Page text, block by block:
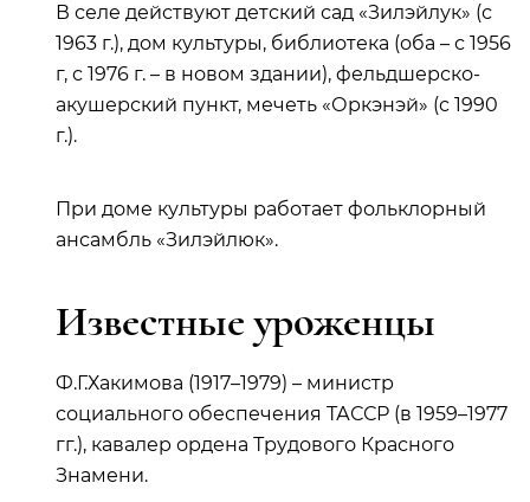
В селе действуют детский сад «Зилэйлук» (с
1963 г.), дом культуры, библиотека (оба – с 1956
г, с 1976 г. – в новом здании), фельдшерско-
акушерский пункт, мечеть «Оркэнэй» (с 1990
г.).
При доме культуры работает фольклорный
ансамбль «Зилэйлюк».
Известные уроженцы
Ф.Г.Хакимова (1917–1979) – министр
социального обеспечения ТАССР (в 1959–1977
гг.), кавалер ордена Трудового Красного
Знамени.